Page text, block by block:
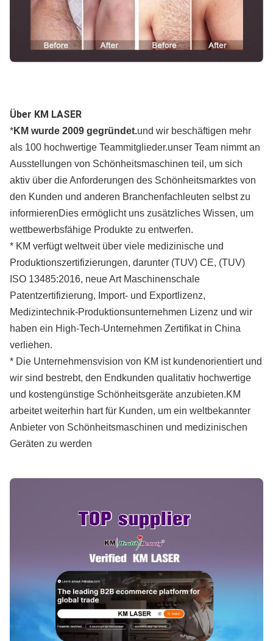
Über KM LASER
*KM wurde 2009 gegründet.und wir beschäftigen mehr
als 100 hochwertige Teammitglieder.unser Team nimmt an
Ausstellungen von Schönheitsmaschinen teil, um sich
aktiv über die Anforderungen des Schönheitsmarktes von
den Kunden und anderen Branchenfachleuten selbst zu
informierenDies ermöglicht uns zusätzliches Wissen, um
wettbewerbsfähige Produkte zu entwerfen.
* KM verfügt weltweit über viele medizinische und
Produktionszertifizierungen, darunter (TUV) CE, (TUV)
ISO 13485:2016, neue Art Maschinenschale
Patentzertifizierung, Import- und Exportlizenz,
Medizintechnik-Produktionsunternehmen Lizenz und wir
haben ein High-Tech-Unternehmen Zertifikat in China
verliehen.
* Die Unternehmensvision von KM ist kundenorientiert und
wir sind bestrebt, den Endkunden qualitativ hochwertige
und kostengünstige Schönheitsgeräte anzubieten.KM
arbeitet weiterhin hart für Kunden, um ein weltbekannter
Anbieter von Schönheitsmaschinen und medizinischen
Geräten zu werden